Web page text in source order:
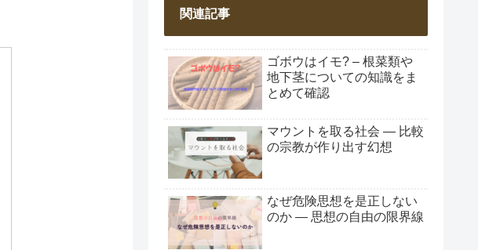
関連記事
ゴボウはイモ? – 根菜類や
地下茎についての知識をま
とめて確認
マウントを取る社会 ― 比較
の宗教が作り出す幻想
なぜ危険思想を是正しない
のか ― 思想の自由の限界線